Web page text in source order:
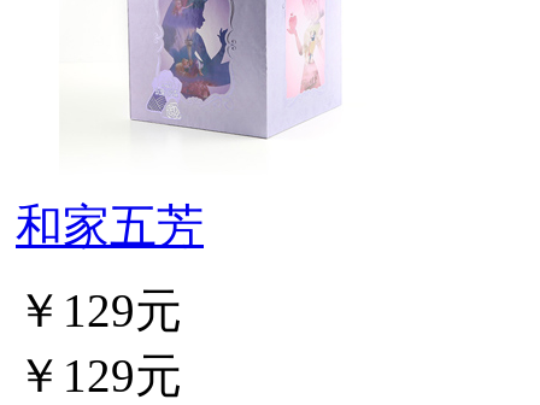
和家五芳
￥129元
￥129元